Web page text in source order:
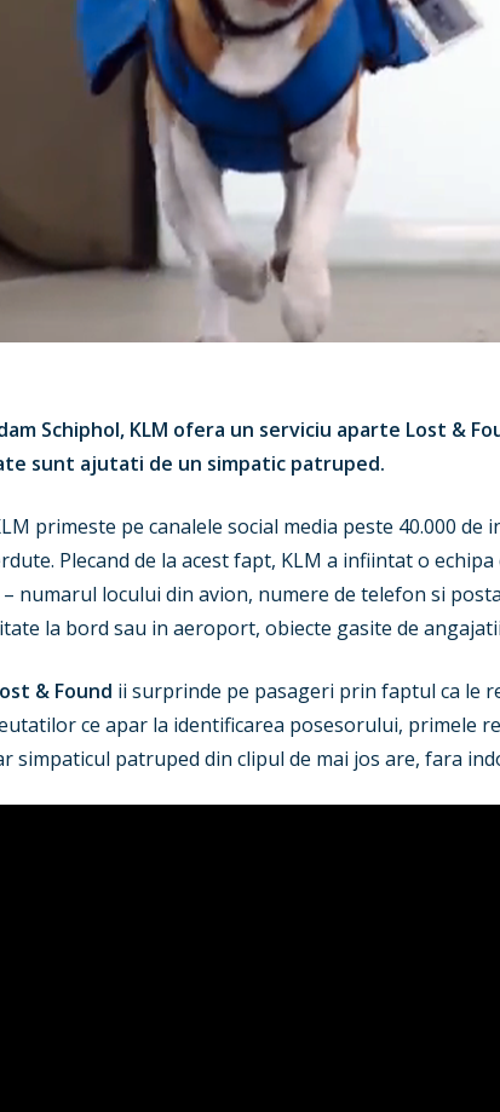
Schiphol, KLM ofera un serviciu aparte Lost &
sunt ajutati de un simpatic patruped.
primeste pe canalele social media peste 40.000
Plecand de la acest fapt, KLM a infiintat o echipa
numarul locului din avion, numere de telefon si
la bord sau in aeroport, obiecte gasite de
& Found ii surprinde pe pasageri prin faptul ca le
ce apar la identificarea posesorului, primele
simpaticul patruped din clipul de mai jos are, fara